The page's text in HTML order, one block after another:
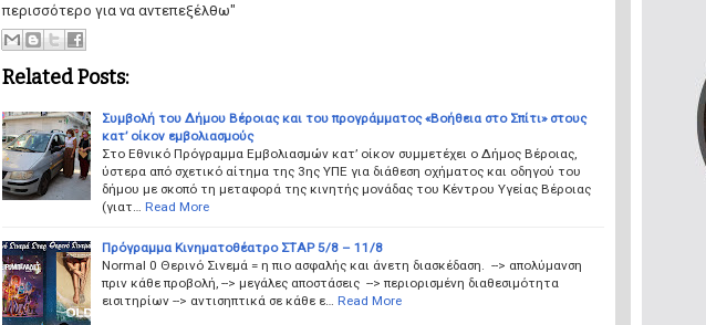
περισσότερο για να αντεπεξέλθω"
Related Posts:
Συμβολή του Δήμου Βέροιας και του προγράμματος «Βοήθεια στο Σπίτι» στους
κατ’ οίκον εμβολιασμούς
Στο Εθνικό Πρόγραμμα Εμβολιασμών κατ’ οίκον συμμετέχει ο Δήμος Βέροιας,
ύστερα από σχετικό αίτημα της 3ης ΥΠΕ για διάθεση οχήματος και οδηγού του
δήμου με σκοπό τη μεταφορά της κινητής μονάδας του Κέντρου Υγείας Βέροιας
(γιατ…
Read More
Πρόγραμμα Κινηματοθέατρο ΣΤΑΡ 5/8 – 11/8
Normal 0 Θερινό Σινεμά = η πιο ασφαλής και άνετη διασκέδαση. --> απολύμανση
πριν κάθε προβολή, --> μεγάλες αποστάσεις --> περιορισμένη διαθεσιμότητα
εισιτηρίων --> αντισηπτικά σε κάθε ε…
Read More